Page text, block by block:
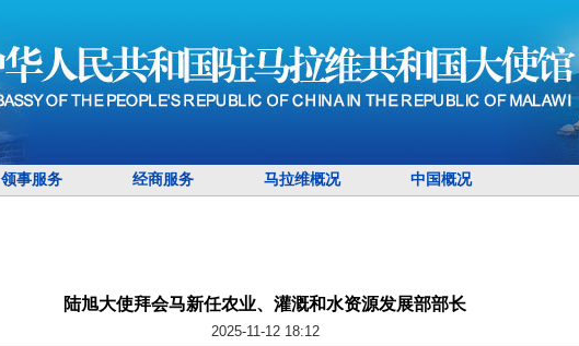
领事服务 经商服务 马拉维概况 中国概况
陆旭大使拜会马新任农业、灌溉和水资源发展部部长
2025-11-12 18:12